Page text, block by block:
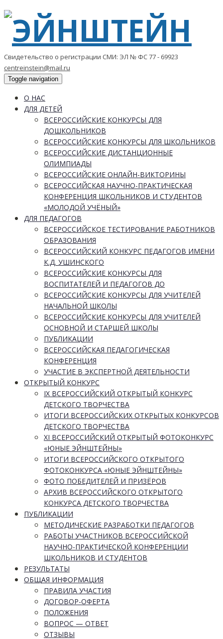
Свидетельство о регистрации СМИ: ЭЛ № ФС 77 - 69923
centreinstein@mail.ru
Toggle navigation
О НАС
ДЛЯ ДЕТЕЙ
ВСЕРОССИЙСКИЕ КОНКУРСЫ ДЛЯ
ДОШКОЛЬНИКОВ
ВСЕРОССИЙСКИЕ КОНКУРСЫ ДЛЯ ШКОЛЬНИКОВ
ВСЕРОССИЙСКИЕ ДИСТАНЦИОННЫЕ
ОЛИМПИАДЫ
ВСЕРОССИЙСКИЕ ОНЛАЙН-ВИКТОРИНЫ
ВСЕРОССИЙСКАЯ НАУЧНО-ПРАКТИЧЕСКАЯ
КОНФЕРЕНЦИЯ ШКОЛЬНИКОВ И СТУДЕНТОВ
«МОЛОДОЙ УЧЁНЫЙ»
ДЛЯ ПЕДАГОГОВ
ВСЕРОССИЙСКОЕ ТЕСТИРОВАНИЕ РАБОТНИКОВ
ОБРАЗОВАНИЯ
ВСЕРОССИЙСКИЙ КОНКУРС ПЕДАГОГОВ ИМЕНИ
К.Д. УШИНСКОГО
ВСЕРОССИЙСКИЕ КОНКУРСЫ ДЛЯ
ВОСПИТАТЕЛЕЙ И ПЕДАГОГОВ ДО
ВСЕРОССИЙСКИЕ КОНКУРСЫ ДЛЯ УЧИТЕЛЕЙ
НАЧАЛЬНОЙ ШКОЛЫ
ВСЕРОССИЙСКИЕ КОНКУРСЫ ДЛЯ УЧИТЕЛЕЙ
ОСНОВНОЙ И СТАРШЕЙ ШКОЛЫ
ПУБЛИКАЦИИ
ВСЕРОССИЙСКАЯ ПЕДАГОГИЧЕСКАЯ
КОНФЕРЕНЦИЯ
УЧАСТИЕ В ЭКСПЕРТНОЙ ДЕЯТЕЛЬНОСТИ
ОТКРЫТЫЙ КОНКУРС
IX ВСЕРОССИЙСКИЙ ОТКРЫТЫЙ КОНКУРС
ДЕТСКОГО ТВОРЧЕСТВА
ИТОГИ ВСЕРОССИЙСКИХ ОТКРЫТЫХ КОНКУРСОВ
ДЕТСКОГО ТВОРЧЕСТВА
XI ВСЕРОССИЙСКИЙ ОТКРЫТЫЙ ФОТОКОНКУРС
«ЮНЫЕ ЭЙНШТЕЙНЫ»
ИТОГИ ВСЕРОССИЙСКОГО ОТКРЫТОГО
ФОТОКОНКУРСА «ЮНЫЕ ЭЙНШТЕЙНЫ»
ФОТО ПОБЕДИТЕЛЕЙ И ПРИЗЁРОВ
АРХИВ ВСЕРОССИЙСКОГО ОТКРЫТОГО
КОНКУРСА ДЕТСКОГО ТВОРЧЕСТВА
ПУБЛИКАЦИИ
МЕТОДИЧЕСКИЕ РАЗРАБОТКИ ПЕДАГОГОВ
РАБОТЫ УЧАСТНИКОВ ВСЕРОССИЙСКОЙ
НАУЧНО-ПРАКТИЧЕСКОЙ КОНФЕРЕНЦИИ
ШКОЛЬНИКОВ И СТУДЕНТОВ
РЕЗУЛЬТАТЫ
ОБЩАЯ ИНФОРМАЦИЯ
ПРАВИЛА УЧАСТИЯ
ДОГОВОР-ОФЕРТА
ПОЛОЖЕНИЯ
ВОПРОС — ОТВЕТ
ОТЗЫВЫ